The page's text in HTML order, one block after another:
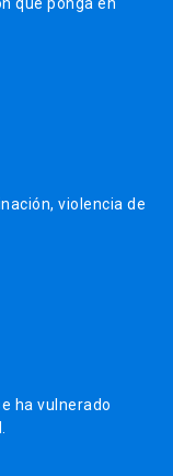
que ponga en
violencia de
ha vulnerado